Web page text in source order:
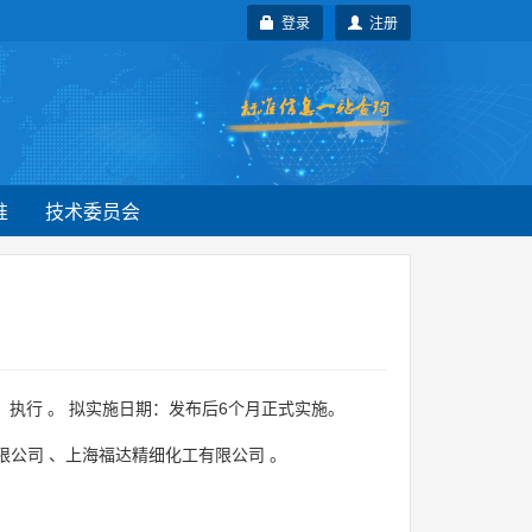
注册
登录
技术委员会
行 。 拟实施日期：发布后6个月正式实施。
公司 、 上海福达精细化工有限公司 。